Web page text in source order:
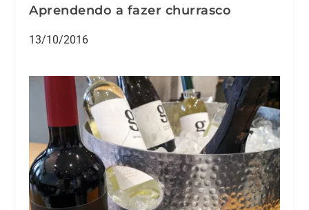
Aprendendo a fazer churrasco
13/10/2016